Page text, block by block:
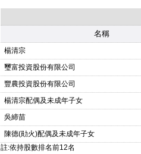
名稱
楊清宗
璽富投資股份有限公司
豐農投資股份有限公司
楊清宗配偶及未成年子女
吳締苗
陳德(勛火)配偶及未成年子女
註:依持股數排名前12名